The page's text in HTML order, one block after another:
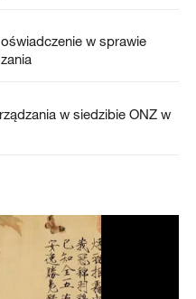
w sprawie
w siedzibie ONZ w